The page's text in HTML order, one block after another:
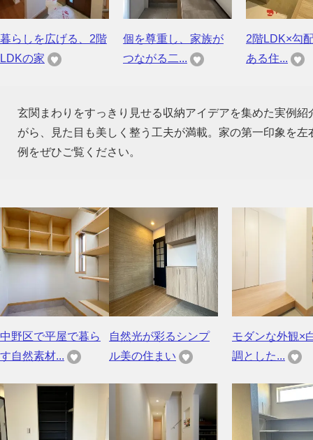
暮らしを広げる、2階
LDKの家
個を尊重し、家族が
つながる二...
2階LDK×勾
ある住...
玄関まわりをすっきり見せる収納アイデアを集めた実例
がら、見た目も美しく整う工夫が満載。家の第一印象を
例をぜひご覧ください。
中野区で平屋で暮ら
す自然素材...
自然光が彩るシンプ
ル美の住まい
モダンな外観×
調とした...